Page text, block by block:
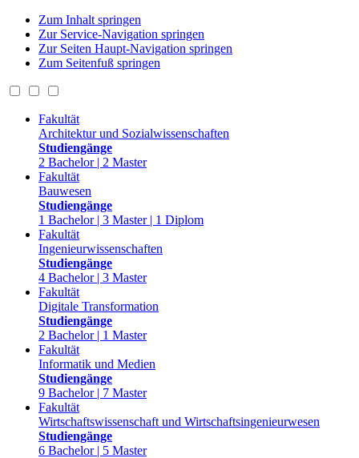
Zum Inhalt springen
Zur Service-Navigation springen
Zur Seiten Haupt-Navigation springen
Zum Seitenfuß springen
Fakultät
Architektur und Sozialwissenschaften
Studiengänge
2 Bachelor | 2 Master
Fakultät
Bauwesen
Studiengänge
1 Bachelor | 3 Master | 1 Diplom
Fakultät
Ingenieurwissenschaften
Studiengänge
4 Bachelor | 3 Master
Fakultät
Digitale Transformation
Studiengänge
2 Bachelor | 1 Master
Fakultät
Informatik und Medien
Studiengänge
9 Bachelor | 7 Master
Fakultät
Wirtschaftswissenschaft und Wirtschaftsingenieurwesen
Studiengänge
6 Bachelor | 5 Master